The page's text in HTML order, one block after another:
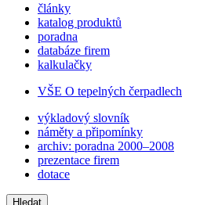
články
katalog produktů
poradna
databáze firem
kalkulačky
VŠE O tepelných čerpadlech
výkladový slovník
náměty a připomínky
archiv: poradna 2000–2008
prezentace firem
dotace